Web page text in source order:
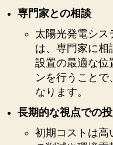
専門家との相談
太陽光発電シス
は、専門家に相
設置の最適な位
ンを行うこと
なります。
長期的な視点での
初期コストは高